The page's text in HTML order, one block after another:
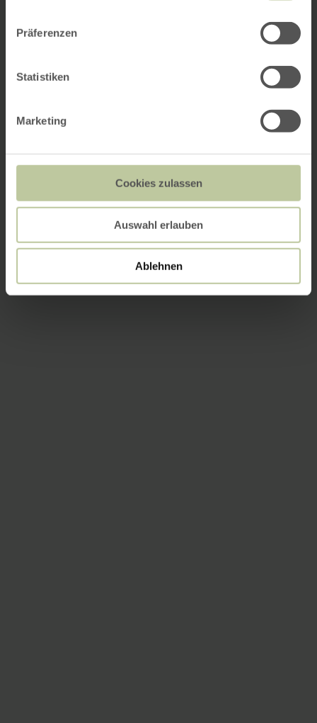
Präferenzen
Statistiken
Marketing
Cookies zulassen
Auswahl erlauben
Ablehnen